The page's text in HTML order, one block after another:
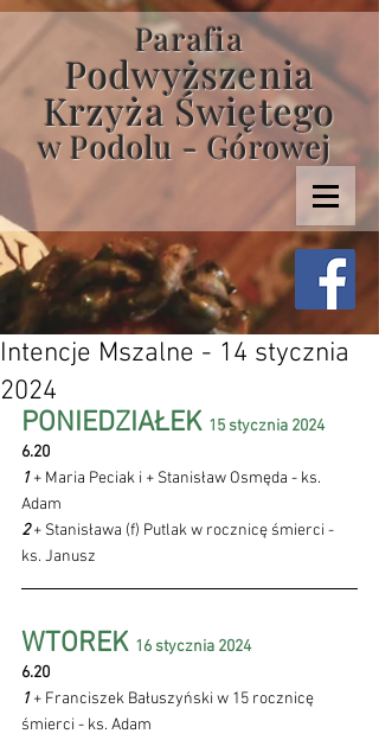
Parafia
Podwyższenia
Krzyża Świętego
w Podolu - Górowej
Intencje Mszalne - 14 stycznia
2024
PONIEDZIAŁEK 15 stycznia 2024
6.20
1 + Maria Peciak i + Stanisław Osmęda - ks.
Adam
2 + Stanisława (f) Putlak w rocznicę śmierci -
ks. Janusz
WTOREK 16 stycznia 2024
6.20
1 + Franciszek Bałuszyński w 15 rocznicę
śmierci - ks. Adam